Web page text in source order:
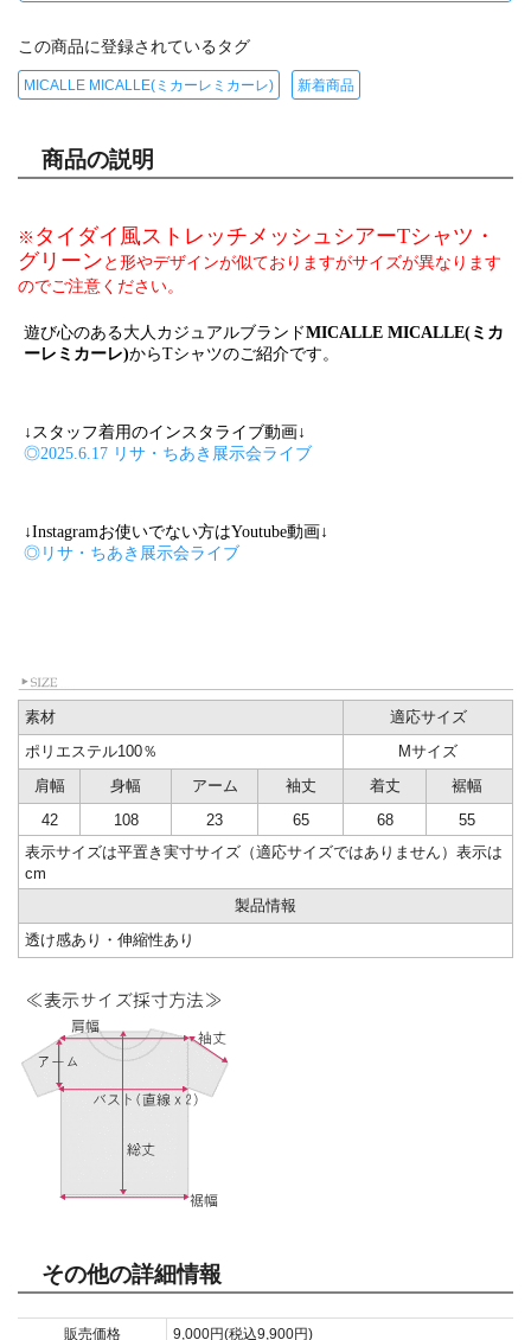
この商品に登録されているタグ
MICALLE MICALLE(ミカーレミカーレ) 新着商品
商品の説明
※ タイダイ風ストレッチメッシュシアーTシャツ・
グリーンと形やデザインが似ておりますがサイズが異なります
のでご注意ください。
遊び心のある大人カジュアルブランドMICALLE MICALLE(ミカ
ーレミカーレ)からTシャツのご紹介です。
↓スタッフ着用のインスタライブ動画↓
◎2025.6.17 リサ・ちあき展示会ライブ
↓Instagramお使いでない方はYoutube動画↓
◎リサ・ちあき展示会ライブ
素材
適応サイズ
ポリエステル100％
Mサイズ
肩幅
身幅 アーム 袖丈 着丈
裾幅
42
108 23 65 68
55
表示サイズは平置き実寸サイズ（適応サイズではありません）表示は
cm
製品情報
透け感あり・伸縮性あり
その他の詳細情報
販売価格 9,000円(税込9,900円)